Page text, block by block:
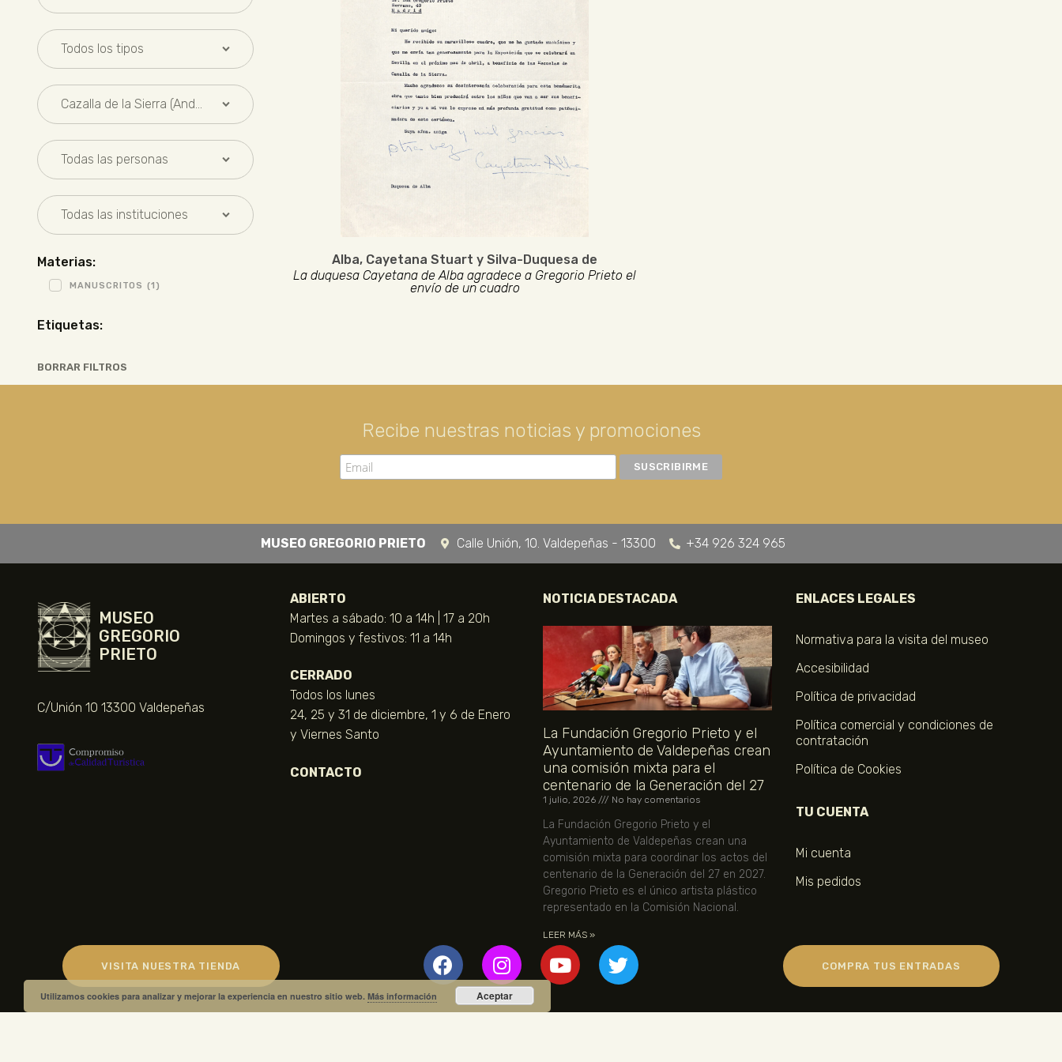
Materias:
MANUSCRITOS (1)
Etiquetas:
BORRAR FILTROS
Alba, Cayetana Stuart y Silva-Duquesa de
La duquesa Cayetana de Alba agradece a Gregorio Prieto el
envío de un cuadro
Recibe nuestras noticias y promociones
MUSEO GREGORIO PRIETO Calle Unión, 10. Valdepeñas - 13300 +34 926 324 965
MUSEO
GREGORIO
PRIETO
C/Unión 10 13300 Valdepeñas
ABIERTO
Martes a sábado: 10 a 14h | 17 a 20h
Domingos y festivos: 11 a 14h
CERRADO
Todos los lunes
24, 25 y 31 de diciembre, 1 y 6 de Enero
y Viernes Santo
CONTACTO
NOTICIA DESTACADA
La Fundación Gregorio Prieto y el
Ayuntamiento de Valdepeñas crean
una comisión mixta para el
centenario de la Generación del 27
1 julio, 2026 No hay comentarios
La Fundación Gregorio Prieto y el
Ayuntamiento de Valdepeñas crean una
comisión mixta para coordinar los actos del
centenario de la Generación del 27 en 2027.
Gregorio Prieto es el único artista plástico
representado en la Comisión Nacional.
LEER MÁS »
ENLACES LEGALES
Normativa para la visita del museo
Accesibilidad
Política de privacidad
Política comercial y condiciones de
contratación
Política de Cookies
TU CUENTA
Mi cuenta
Mis pedidos
VISITA NUESTRA TIENDA COMPRA TUS ENTRADAS
Utilizamos cookies para analizar y mejorar la experiencia en nuestro sitio web. Más información Aceptar